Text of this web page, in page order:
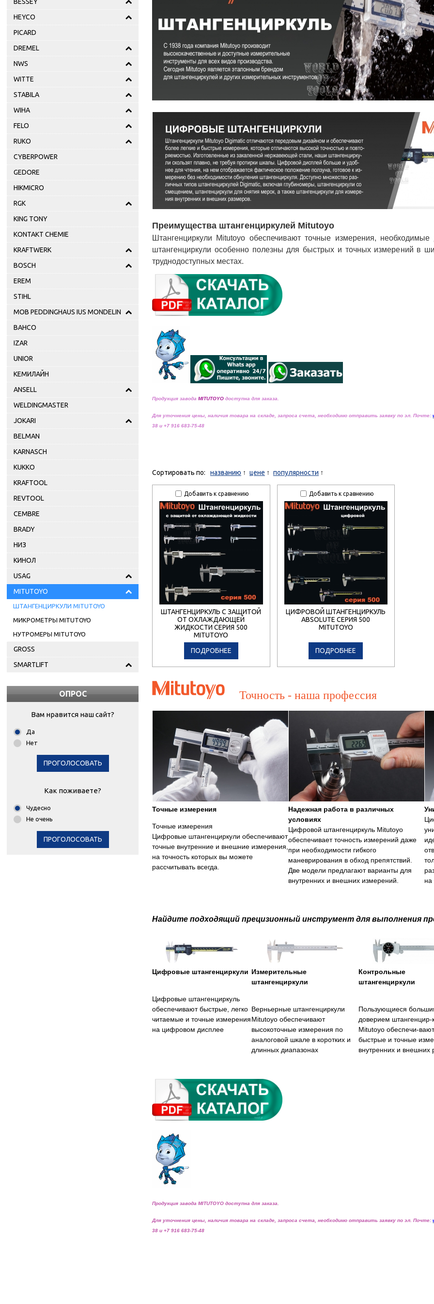
BESSEY
HEYCO
PICARD
DREMEL
NWS
WITTE
STABILA
WIHA
FELO
RUKO
CYBERPOWER
GEDORE
HIKMICRO
RGK
KING TONY
KONTAKT CHEMIE
KRAFTWERK
BOSCH
EREM
STIHL
MOB PEDDINGHAUS IUS MONDELIN
BAHCO
IZAR
UNIOR
КЕМИЛАЙН
ANSELL
WELDINGMASTER
JOKARI
BELMAN
KARNASCH
KUKKO
KRAFTOOL
REVTOOL
CEMBRE
BRADY
НИЗ
КИНОЛ
USAG
MITUTOYO
ШТАНГЕНЦИРКУЛИ MITUTOYO
МИКРОМЕТРЫ MITUTOYO
НУТРОМЕРЫ MITUTOYO
GROSS
SMARTLIFT
ОПРОС
Вам нравится наш сайт?
Да
Нет
ПРОГОЛОСОВАТЬ
Как поживаете?
Чудесно
Не очень
ПРОГОЛОСОВАТЬ
Преимущества штангенциркулей Mitutoyo
Штангенциркули Mitutoyo обеспечивают точные измерения,
штангенциркули особенно полезны для быстрых и точных измерений в
труднодоступных местах.
Продукция завода MITUTOYO доступна для заказа.
Для уточнения цены, наличия товара на складе, запроса счета, необходимо отправить заявку по эл. Почте:
38 и +7 916 683-75-48
Сортировать по: названию цене популярности
Добавить к сравнению
ШТАНГЕНЦИРКУЛЬ С ЗАЩИТОЙ
ОТ ОХЛАЖДАЮЩЕЙ
ЖИДКОСТИ СЕРИЯ 500
MITUTOYO
ПОДРОБНЕЕ
Добавить к сравнению
ЦИФРОВОЙ ШТАНГЕНЦИРКУЛЬ
ABSOLUTE СЕРИЯ 500
MITUTOYO
ПОДРОБНЕЕ
Точность - наша профессия
Точные измерения
Точные измерения
Цифровые штангенциркули обеспечивают
точные внутренние и внешние измерения,
на точность которых вы можете
рассчитывать всегда.
Надежная работа в различных
условиях
Цифровой штангенциркуль Mitutoyo
обеспечивает точность измерений даже
при необходимости гибкого
маневрирования в обход препятствий.
Две модели предлагают варианты для
внутренних и внешних измерений.
на
Найдите подходящий прецизионный инструмент для выполнения
Цифровые штангенциркули
Цифровые штангенциркуль
обеспечивают быстрые, легко
читаемые и точные измерения
на цифровом дисплее
Измерительные
штангенциркули
Верньерные штангенциркули
Mitutoyo обеспечивают
высокоточные измерения по
аналоговой шкале в коротких и
длинных диапазонах
Контрольные
штангенциркули
Пользующиеся
доверием штангенцир-
Mitutoyo обеспечи-вают
быстрые и точные
внутренних и внешних
Продукция завода MITUTOYO доступна для заказа.
Для уточнения цены, наличия товара на складе, запроса счета, необходимо отправить заявку по эл. Почте:
38 и +7 916 683-75-48